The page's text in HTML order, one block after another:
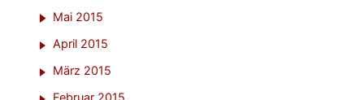
Mai 2015
April 2015
März 2015